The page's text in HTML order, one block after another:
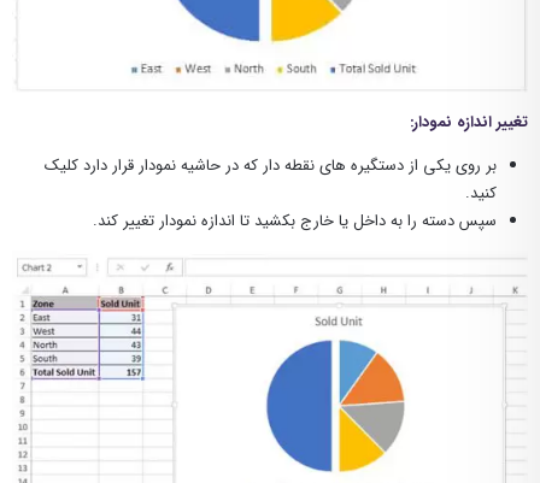
تغییر اندازه نمودار:
بر روی یکی از دستگیره های نقطه دار که در حاشیه نمودار قرار دارد کلیک
کنید.
سپس دسته را به داخل یا خارج بکشید تا اندازه نمودار تغییر کند.